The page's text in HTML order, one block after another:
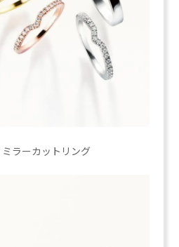
ラーカットリング